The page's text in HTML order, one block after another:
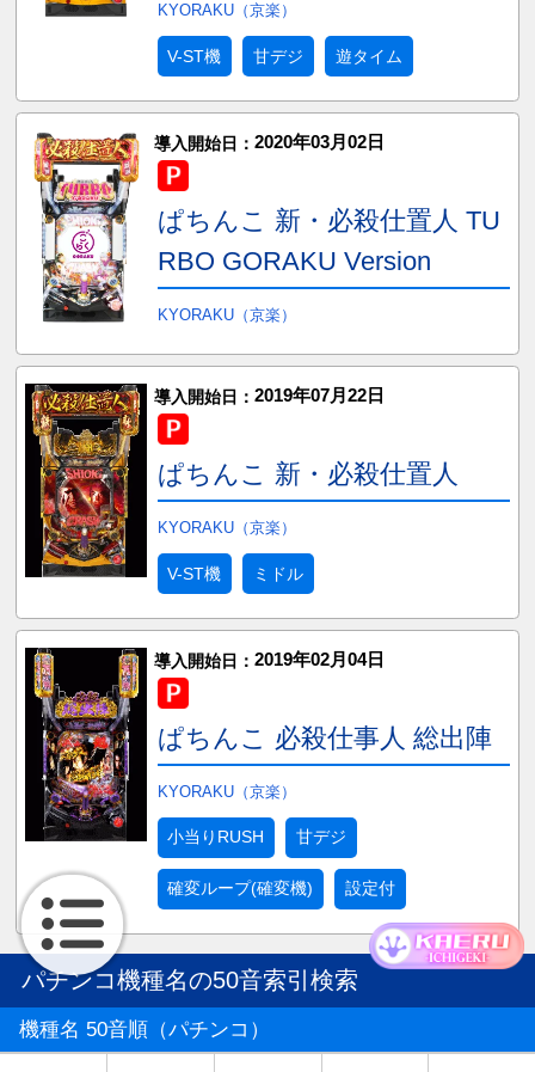
KYORAKU（京楽）
V-ST機 甘デジ 遊タイム
導入開始日： 2020年03月02日
ぱちんこ 新・必殺仕置人 TU
RBO GORAKU Version
KYORAKU（京楽）
導入開始日： 2019年07月22日
ぱちんこ 新・必殺仕置人
KYORAKU（京楽）
V-ST機 ミドル
導入開始日： 2019年02月04日
ぱちんこ 必殺仕事人 総出陣
KYORAKU（京楽）
小当りRUSH 甘デジ
確変ループ(確変機) 設定付
パチンコ機種名の50音索引検索
機種名 50音順（パチンコ）